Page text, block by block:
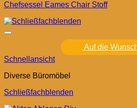
Chefsessel Eames Chair Stoff
Auf die
Schnellansicht
Diverse Büromöbel
Schließfachblenden